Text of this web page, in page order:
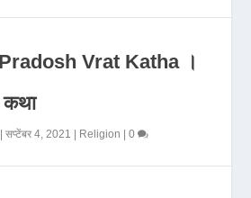
Vrat Katha ।
कथा
|सप्टेंबर 4, 2021 Religion |0